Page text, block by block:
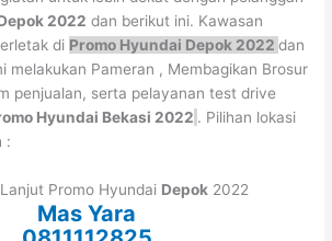
2022 dan berikut ini. Kawasan
di Promo Hyundai Depok 2022 dan
melakukan Pameran , Membagikan Brosur
penjualan, serta pelayanan test drive
Hyundai Bekasi 2022 . Pilihan lokasi
:
Promo Hyundai Depok2022
Mas Yara